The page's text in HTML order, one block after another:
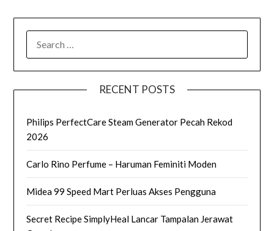
RECENT POSTS
Philips PerfectCare Steam Generator Pecah Rekod
2026
Carlo Rino Perfume – Haruman Feminiti Moden
Midea 99 Speed Mart Perluas Akses Pengguna
Secret Recipe SimplyHeal Lancar Tampalan Jerawat